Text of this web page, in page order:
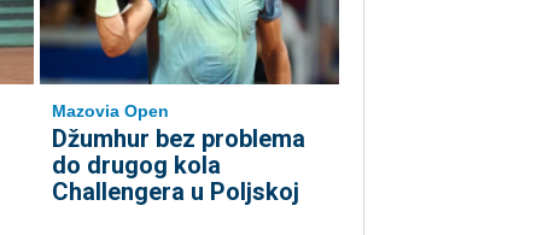
Mazovia Open
Džumhur bez problema
do drugog kola
Challengera u Poljskoj